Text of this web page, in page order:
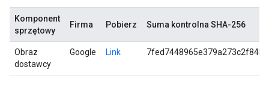
Komponent
sprzętowy
Firma Pobierz Suma kontrolna SHA-256
Obraz
dostawcy
Google Link